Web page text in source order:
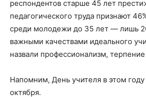
респондентов старше 45 лет
педагогического труда признают
среди молодежи до 35 лет — лишь
важными качествами идеального
назвали профессионализм,
Напомним, День учителя в этом
октября.